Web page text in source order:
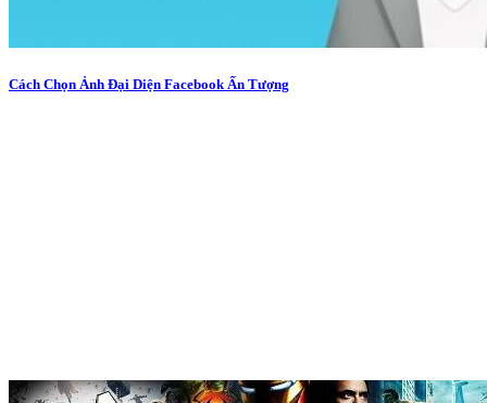
Cách Chọn Ảnh Đại Diện Facebook Ấn Tượng